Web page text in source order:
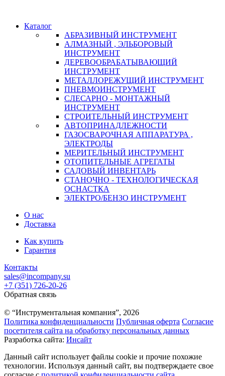
Каталог
АБРАЗИВНЫЙ ИНСТРУМЕНТ
АЛМАЗНЫЙ , ЭЛЬБОРОВЫЙ
ИНСТРУМЕНТ
ДЕРЕВООБРАБАТЫВАЮЩИЙ
ИНСТРУМЕНТ
МЕТАЛЛОРЕЖУЩИЙ ИНСТРУМЕНТ
ПНЕВМОИНСТРУМЕНТ
СЛЕСАРНО - МОНТАЖНЫЙ
ИНСТРУМЕНТ
СТРОИТЕЛЬНЫЙ ИНСТРУМЕНТ
АВТОПРИНАДЛЕЖНОСТИ
ГАЗОСВАРОЧНАЯ АППАРАТУРА ,
ЭЛЕКТРОДЫ
МЕРИТЕЛЬНЫЙ ИНСТРУМЕНТ
ОТОПИТЕЛЬНЫЕ АГРЕГАТЫ
САДОВЫЙ ИНВЕНТАРЬ
СТАНОЧНО - ТЕХНОЛОГИЧЕСКАЯ
ОСНАСТКА
ЭЛЕКТРО/БЕНЗО ИНСТРУМЕНТ
О нас
Доставка
Как купить
Гарантия
Контакты
sales@incompany.su
+7 (351) 726-20-26
Обратная связь
© “Инструментальная компания”, 2026
Политика конфиденциальности Публичная оферта Согласие
посетителя сайта на обработку персональных данных
Разработка сайта: Инсайт
Данный сайт использует файлы cookie и прочие похожие
технологии. Используя данный сайт, вы подтверждаете свое